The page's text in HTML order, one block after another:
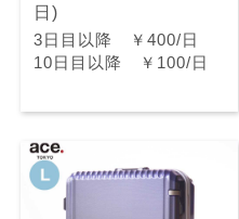
日)
3日目以降 ￥400/日
10日目以降 ￥100/日